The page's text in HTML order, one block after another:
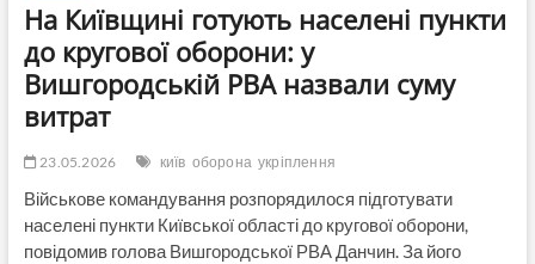
На Київщині готують населені пункти
до кругової оборони: у
Вишгородській РВА назвали суму
витрат
23.05.2026 київ оборона укріплення
Військове командування розпорядилося підготувати
населені пункти Київської області до кругової оборони,
повідомив голова Вишгородської РВА Данчин. За його